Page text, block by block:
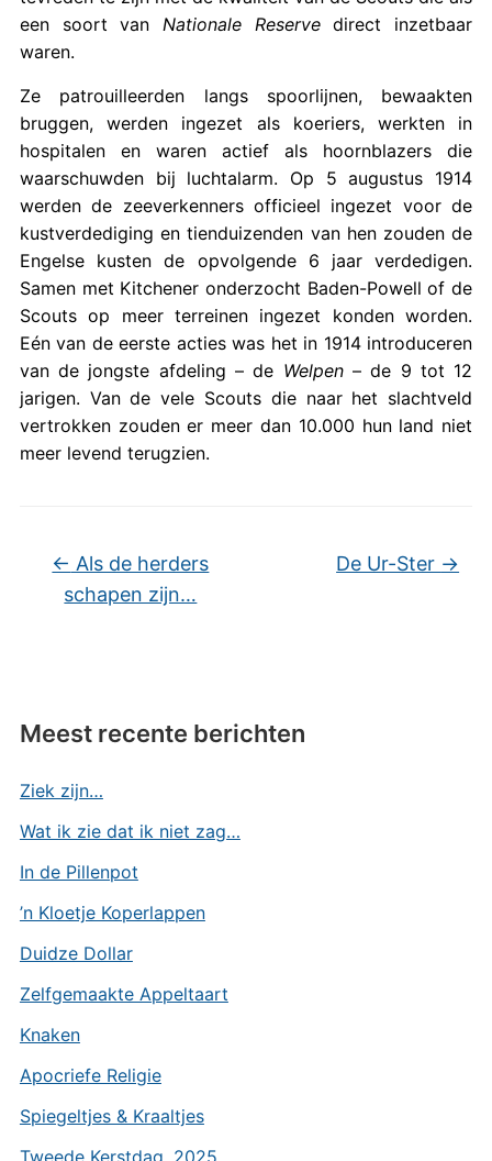
een soort van Nationale Reservedirect inzetbaar
waren.
Ze patrouilleerden langs spoorlijnen, bewaakten
bruggen, werden ingezet als koeriers, werkten in
hospitalen en waren actief als hoornblazers die
waarschuwden bij luchtalarm. Op 5 augustus 1914
werden de zeeverkenners officieel ingezet voor de
kustverdediging en tienduizenden van hen zouden de
Engelse kusten de opvolgende 6 jaar verdedigen.
Samen met Kitchener onderzocht Baden-Powell of de
Scouts op meer terreinen ingezet konden worden.
Eén van de eerste acties was het in 1914 introduceren
van de jongste afdeling – de Welpen– de 9 tot 12
jarigen. Van de vele Scouts die naar het slachtveld
vertrokken zouden er meer dan 10.000 hun land niet
meer levend terugzien.
← Als de herders
schapen zijn…
De Ur-Ster →
Meest recente berichten
Ziek zijn…
Wat ik zie dat ik niet zag…
In de Pillenpot
’n Kloetje Koperlappen
Duidze Dollar
Zelfgemaakte Appeltaart
Knaken
Apocriefe Religie
Spiegeltjes & Kraaltjes
Tweede Kerstdag, 2025